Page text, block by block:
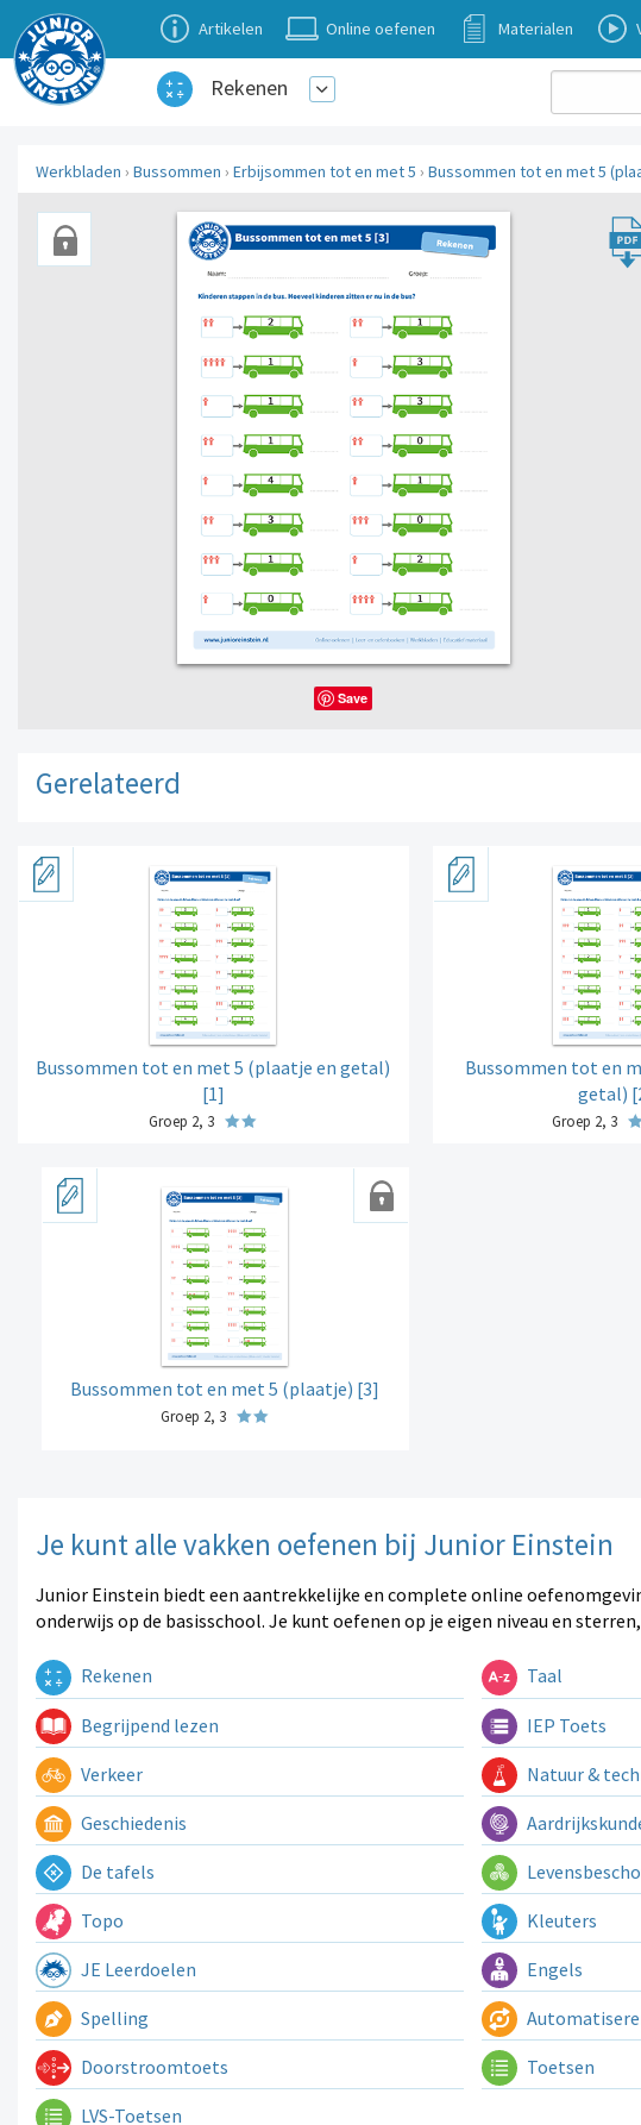
Artikelen Online oefenen Materialen
Rekenen
Werkbladen › Bussommen › Erbijsommen tot en met 5 › Bussommen tot en met 5
Save
Gerelateerd
Bussommen tot en met 5 (plaatje en getal)
[1]
Groep 2, 3
Bussommen tot en
getal)
Groep 2, 3
Bussommen tot en met 5 (plaatje) [3]
Groep 2, 3
Je kunt alle vakken oefenen bij Junior Einstein
Junior Einstein biedt een aantrekkelijke en complete online
onderwijs op de basisschool. Je kunt oefenen op je eigen niveau en
Rekenen Taal
Begrijpend lezen IEP Toets
Verkeer Natuur &
Geschiedenis
De tafels
Topo Kleuters
JE Leerdoelen Engels
Spelling
Doorstroomtoets Toetsen
LVS-Toetsen